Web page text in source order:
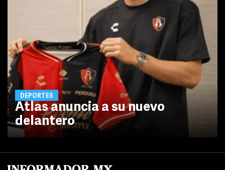
DEPORTES
Atlas anuncia a su nuevo
delantero